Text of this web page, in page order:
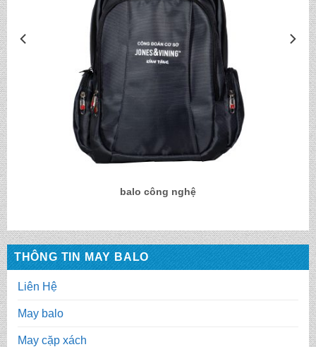
THÔNG TIN MAY BALO
Liên Hệ
May balo
May cặp xách
balo công nghệ